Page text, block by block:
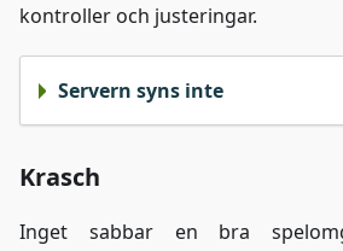
kontroller och justeringar.
Servern syns inte
Krasch
Inget sabbar en bra